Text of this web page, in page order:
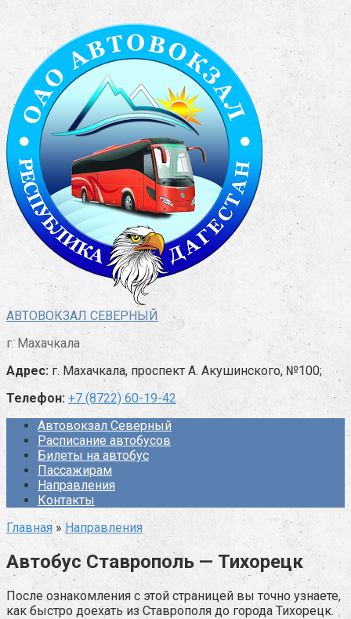
Перейти
АВТОВОКЗАЛ СЕВЕРНЫЙ
г. Махачкала
Адрес: г. Махачкала, проспект А. Акушинского, №100;
Телефон: +7 (8722) 60-19-42
Автовокзал Северный
Расписание автобусов
Билеты на автобус
Пассажирам
Направления
Контакты
Главная » Направления
Автобус Ставрополь — Тихорецк
После ознакомления с этой страницей вы точно узнаете,
как быстро доехать из Ставрополя до города Тихорецк.